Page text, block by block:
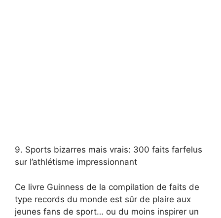
9. Sports bizarres mais vrais: 300 faits farfelus
sur l’athlétisme impressionnant
Ce livre Guinness de la compilation de faits de
type records du monde est sûr de plaire aux
jeunes fans de sport… ou du moins inspirer un